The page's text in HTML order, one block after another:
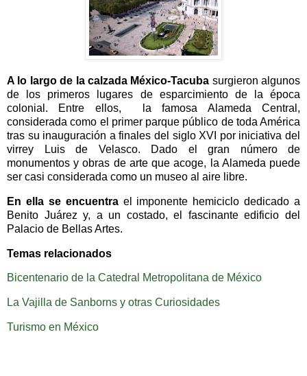
A lo largo de la calzada México-Tacuba surgieron algunos
de los primeros lugares de esparcimiento de la época
colonial. Entre ellos, la famosa Alameda Central,
considerada como el primer parque público de toda América
tras su inauguración a finales del siglo XVI por iniciativa del
virrey Luis de Velasco. Dado el gran número de
monumentos y obras de arte que acoge, la Alameda puede
ser casi considerada como un museo al aire libre.
En ella se encuentrael imponente hemiciclo dedicado a
Benito Juárez y, a un costado, el fascinante edificio del
Palacio de Bellas Artes.
Temas relacionados
Bicentenario de la Catedral Metropolitana de México
La Vajilla de Sanborns y otras Curiosidades
Turismo en México